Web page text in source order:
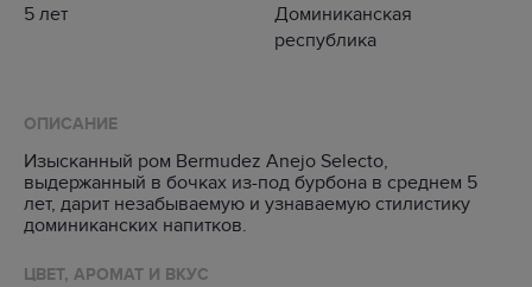
5 лет
Доминиканская
республика
ОПИСАНИЕ
Изысканный ром Bermudez Anejo Selecto,
выдержанный в бочках из-под бурбона в среднем 5
лет, дарит незабываемую и узнаваемую стилистику
доминиканских напитков.
ЦВЕТ, АРОМАТ И ВКУС